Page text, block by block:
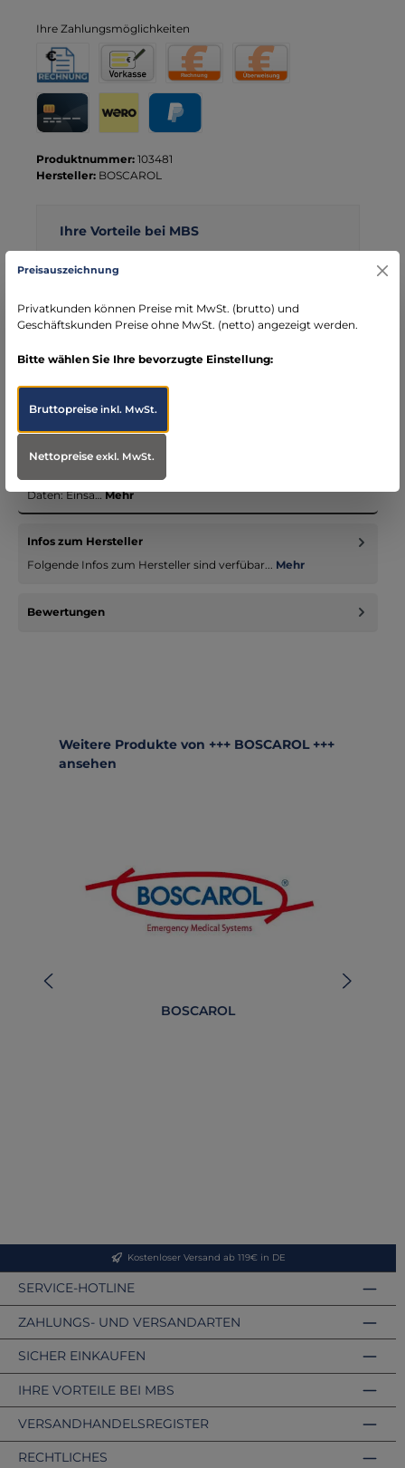
Ihre Zahlungsmöglichkeiten
Rechnung
Rechnung für Behörden
Vorkasse
Produktnummer: 103481
Hersteller: BOSCAROL
Ihre Vorteile bei MBS
DE)
seit über 15 Jahren kompetenter Partner im
Bereich Notfallmedizin
Die neuste und modernste elektrische Absaugpumpe OB3000
aus dem Hause BOSCAROL mit beeindruckenden technischen
Daten: Einsa…Mehr
Infos zum Hersteller
Folgende Infos zum Hersteller sind verfübar... Mehr
Bewertungen
Produktgalerie überspringen
Weitere Produkte von +++ BOSCAROL +++
ansehen
BOSCAROL
Kostenloser Versand ab 119€ in DE
SERVICE-HOTLINE
ZAHLUNGS- UND VERSANDARTEN
VERSANDHANDELSREGISTER
SICHER EINKAUFEN
IHRE VORTEILE BEI MBS
RECHTLICHES
Preisauszeichnung
Privatkunden können Preise mit MwSt. (brutto) und
Geschäftskunden Preise ohne MwSt. (netto) angezeigt werden.
Bitte wählen Sie Ihre bevorzugte Einstellung:
Bruttopreiseinkl. MwSt.
Nettopreiseexkl. MwSt.